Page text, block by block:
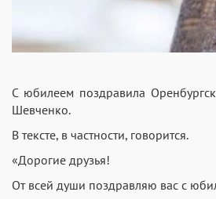
С юбилеем поздравила
Шевченко.
В тексте, в частности, говорится.
«Дорогие друзья!
От всей души поздравляю вас с